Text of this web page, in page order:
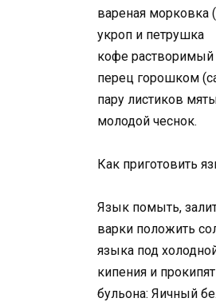
вареная морковка
укроп и петрушка
кофе
перец горошком
пару листиков
молодой чеснок.
Как приготовить
Язык помыть,
варки положить
языка под
кипения и
бульона: Яичный